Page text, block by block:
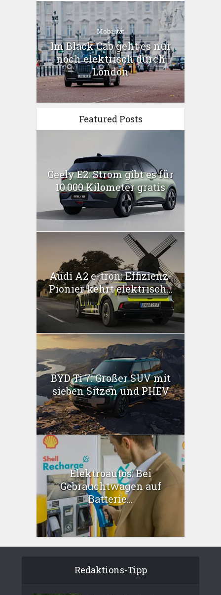
Mobilität
Im Black Cab geht es nur
noch elektrisch durch
London
Featured Posts
Geely E2: Strom gibt es für
10.000 Kilometer gratis
Audi A2 e-tron: Effizienz-
Pionier kehrt elektrisch...
BYD Ti 7: Großer SUV mit
sieben Sitzen und PHEV
Elektroautos: Bei
Gebrauchtwagen auf
Batterie...
Redaktions-Tipp